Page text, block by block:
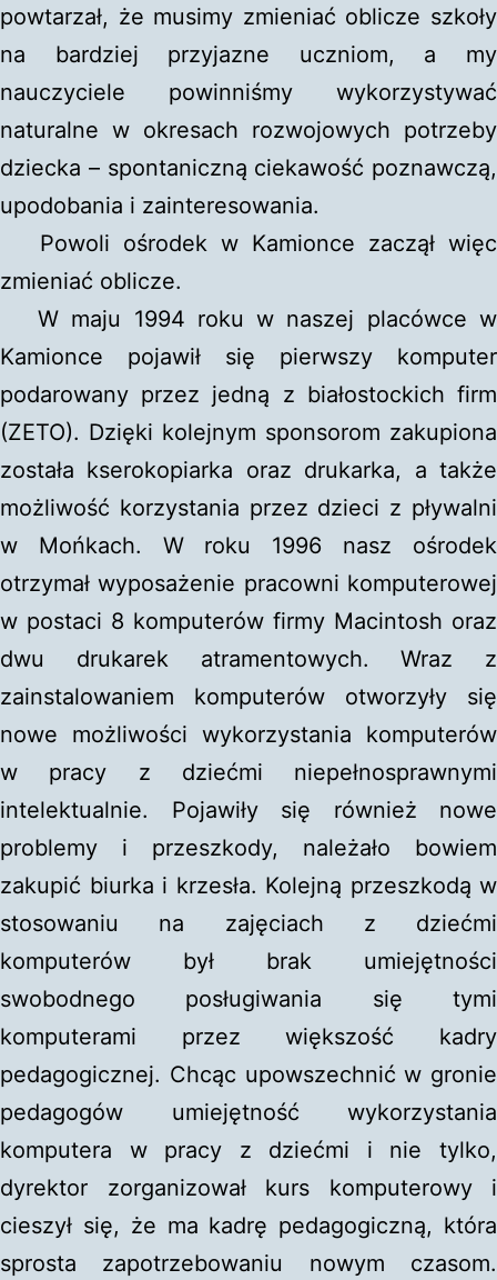
powtarzał, że musimy zmieniać oblicze szkoły
na bardziej przyjazne uczniom, a my
nauczyciele powinniśmy wykorzystywać
naturalne w okresach rozwojowych potrzeby
dziecka – spontaniczną ciekawość poznawczą,
upodobania i zainteresowania.
Powoli ośrodek w Kamionce zaczął więc
zmieniać oblicze.
W maju 1994 roku w naszej placówce w
Kamionce pojawił się pierwszy komputer
podarowany przez jedną z białostockich firm
(ZETO). Dzięki kolejnym sponsorom zakupiona
została kserokopiarka oraz drukarka, a także
możliwość korzystania przez dzieci z pływalni
w Mońkach. W roku 1996 nasz ośrodek
otrzymał wyposażenie pracowni komputerowej
w postaci 8 komputerów firmy Macintosh oraz
dwu drukarek atramentowych. Wraz z
zainstalowaniem komputerów otworzyły się
nowe możliwości wykorzystania komputerów
w pracy z dziećmi niepełnosprawnymi
intelektualnie. Pojawiły się również nowe
problemy i przeszkody, należało bowiem
zakupić biurka i krzesła. Kolejną przeszkodą w
stosowaniu na zajęciach z dziećmi
komputerów był brak umiejętności
swobodnego posługiwania się tymi
komputerami przez większość kadry
pedagogicznej. Chcąc upowszechnić w gronie
pedagogów umiejętność wykorzystania
komputera w pracy z dziećmi i nie tylko,
dyrektor zorganizował kurs komputerowy i
cieszył się, że ma kadrę pedagogiczną, która
sprosta zapotrzebowaniu nowym czasom.